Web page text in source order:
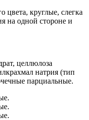
цвета, круглые, слегка
на одной стороне и
целлюлоза
натрия (тип
парциальные.